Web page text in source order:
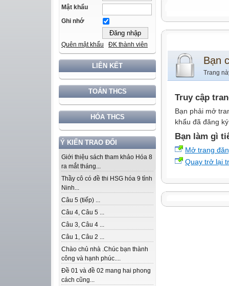
Mật khẩu
Ghi nhớ
Quên mật khẩu ĐK thành viên
LIÊN KẾT
TOÁN THCS
HÓA THCS
Ý KIẾN TRAO ĐỔI
Giới thiệu sách tham khảo Hóa 8
ra mắt tháng...
Thầy cô có đề thi HSG hóa 9 tỉnh
Ninh...
Câu 5 (tiếp) ...
Câu 4, Câu 5 ...
Câu 3, Câu 4 ...
Câu 1, Câu 2 ...
Chào chủ nhà .Chúc bạn thành
công và hạnh phúc....
Đề 01 và đề 02 mang hai phong
cách cũng...
Bạn
Trang
Truy cập
Bạn phải mở
khẩu đã đăng
Bạn làm gì
Mở trang
Quay trở lại